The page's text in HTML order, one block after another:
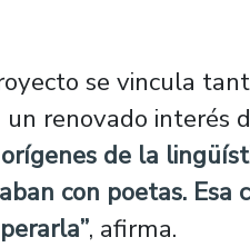
se vincula
un renovado interés
orígenes de la
con poetas. Esa
, afirma.